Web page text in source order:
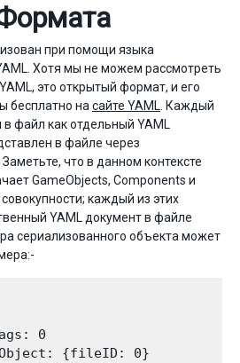
при помощи языка
Хотя мы не можем рассмотреть
это открытый формат, и его
бесплатно на сайте YAML . Каждый
файл как отдельный YAML
в файле через
что в данном контексте
GameObjects, Components и
каждый из этих
YAML документ в файле
сериализованного объекта может
0
{fileID: 0}